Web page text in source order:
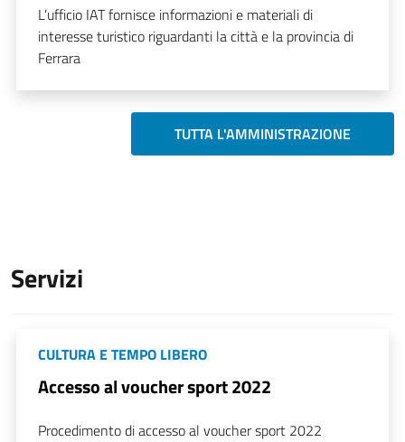
L’ufficio IAT fornisce informazioni e materiali di
interesse turistico riguardanti la città e la provincia di
Ferrara
TUTTA L'AMMINISTRAZIONE
Servizi
CULTURA E TEMPO LIBERO
Accesso al voucher sport 2022
Procedimento di accesso al voucher sport 2022